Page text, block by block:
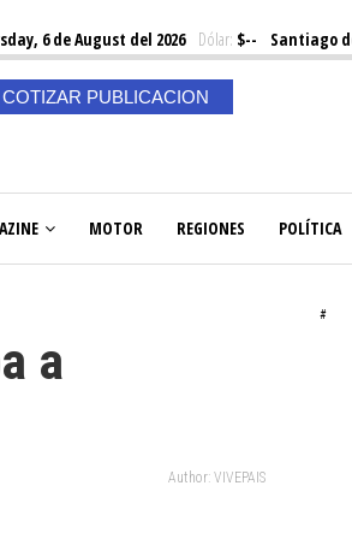
6 de August del 2026Dólar: $-- Santiago
COTIZAR PUBLICACION
MOTOR REGIONES POLÍTICA
a
Author: VIVEPAIS
#